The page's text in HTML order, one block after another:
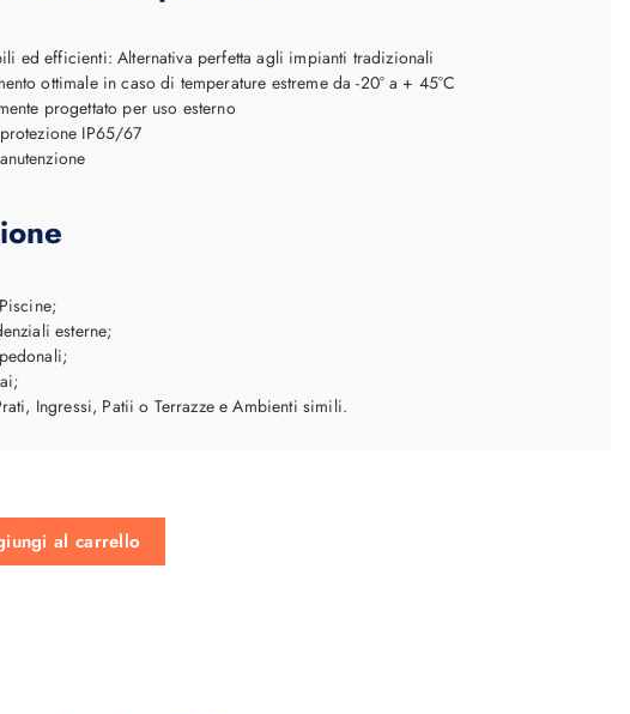
a
t
t
u
l
:
2
6
,
€
ed efficienti: Alternativa perfetta agli impianti tradizionali
ottimale in caso di temperature estreme da -20° a + 45°C
progettato per uso esterno
IP65/67
esterne;
Ingressi, Patii o Terrazze e Ambienti simili.
Black Up quantità
al carrello